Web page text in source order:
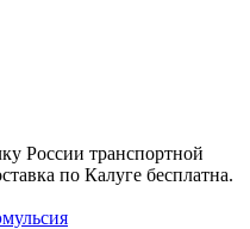
России транспортной
по Калуге бесплатна.